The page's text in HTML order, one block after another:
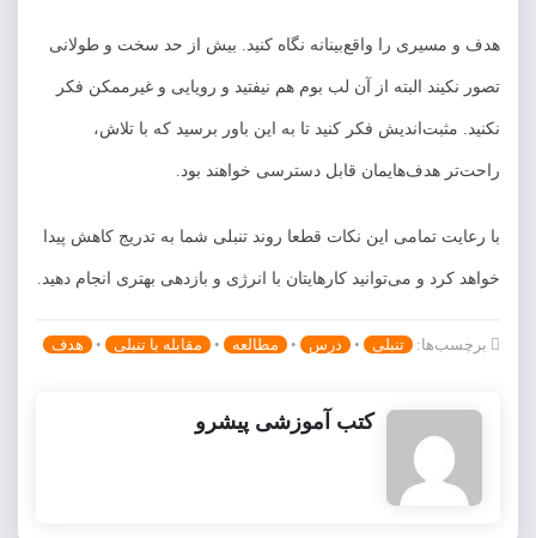
هدف و مسیری را واقع‌بینانه نگاه کنید. بیش از حد سخت و طولانی
تصور نکیند البته از آن لب بوم هم نیفتید و رویایی و غیرممکن فکر
نکنید. مثبت‌اندیش فکر کنید تا به این باور برسید که با تلاش،
راحت‌تر هدف‌هایمان قابل دسترسی خواهند بود.
با رعایت تمامی این نکات قطعا روند تنبلی شما به‌ تدریج کاهش پیدا
خواهد کرد و می‌توانید کارهایتان با انرژی و بازدهی بهتری انجام دهید.
برچسب‌ها: تنبلی • درس • مطالعه • مقابله با تنبلی • هدف
کتب آموزشی پیشرو